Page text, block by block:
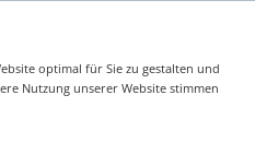
optimal für Sie zu gestalten und
Nutzung unserer Website stimmen